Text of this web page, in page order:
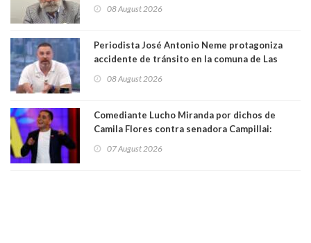
Magister en Asentamientos Humanos PUC
08 August 2026
Periodista José Antonio Neme protagoniza
accidente de tránsito en la comuna de Las
08 August 2026
Comediante Lucho Miranda por dichos de
Camila Flores contra senadora Campillai:
forma de quitar dignidad"
07 August 2026